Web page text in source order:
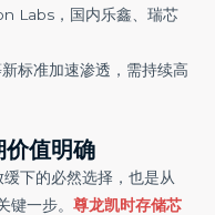
Labs，国内乐鑫、瑞芯
标准加速渗透，需持续高
价值明确
下的必然选择，也是从
键一步。 尊龙凯时存储芯